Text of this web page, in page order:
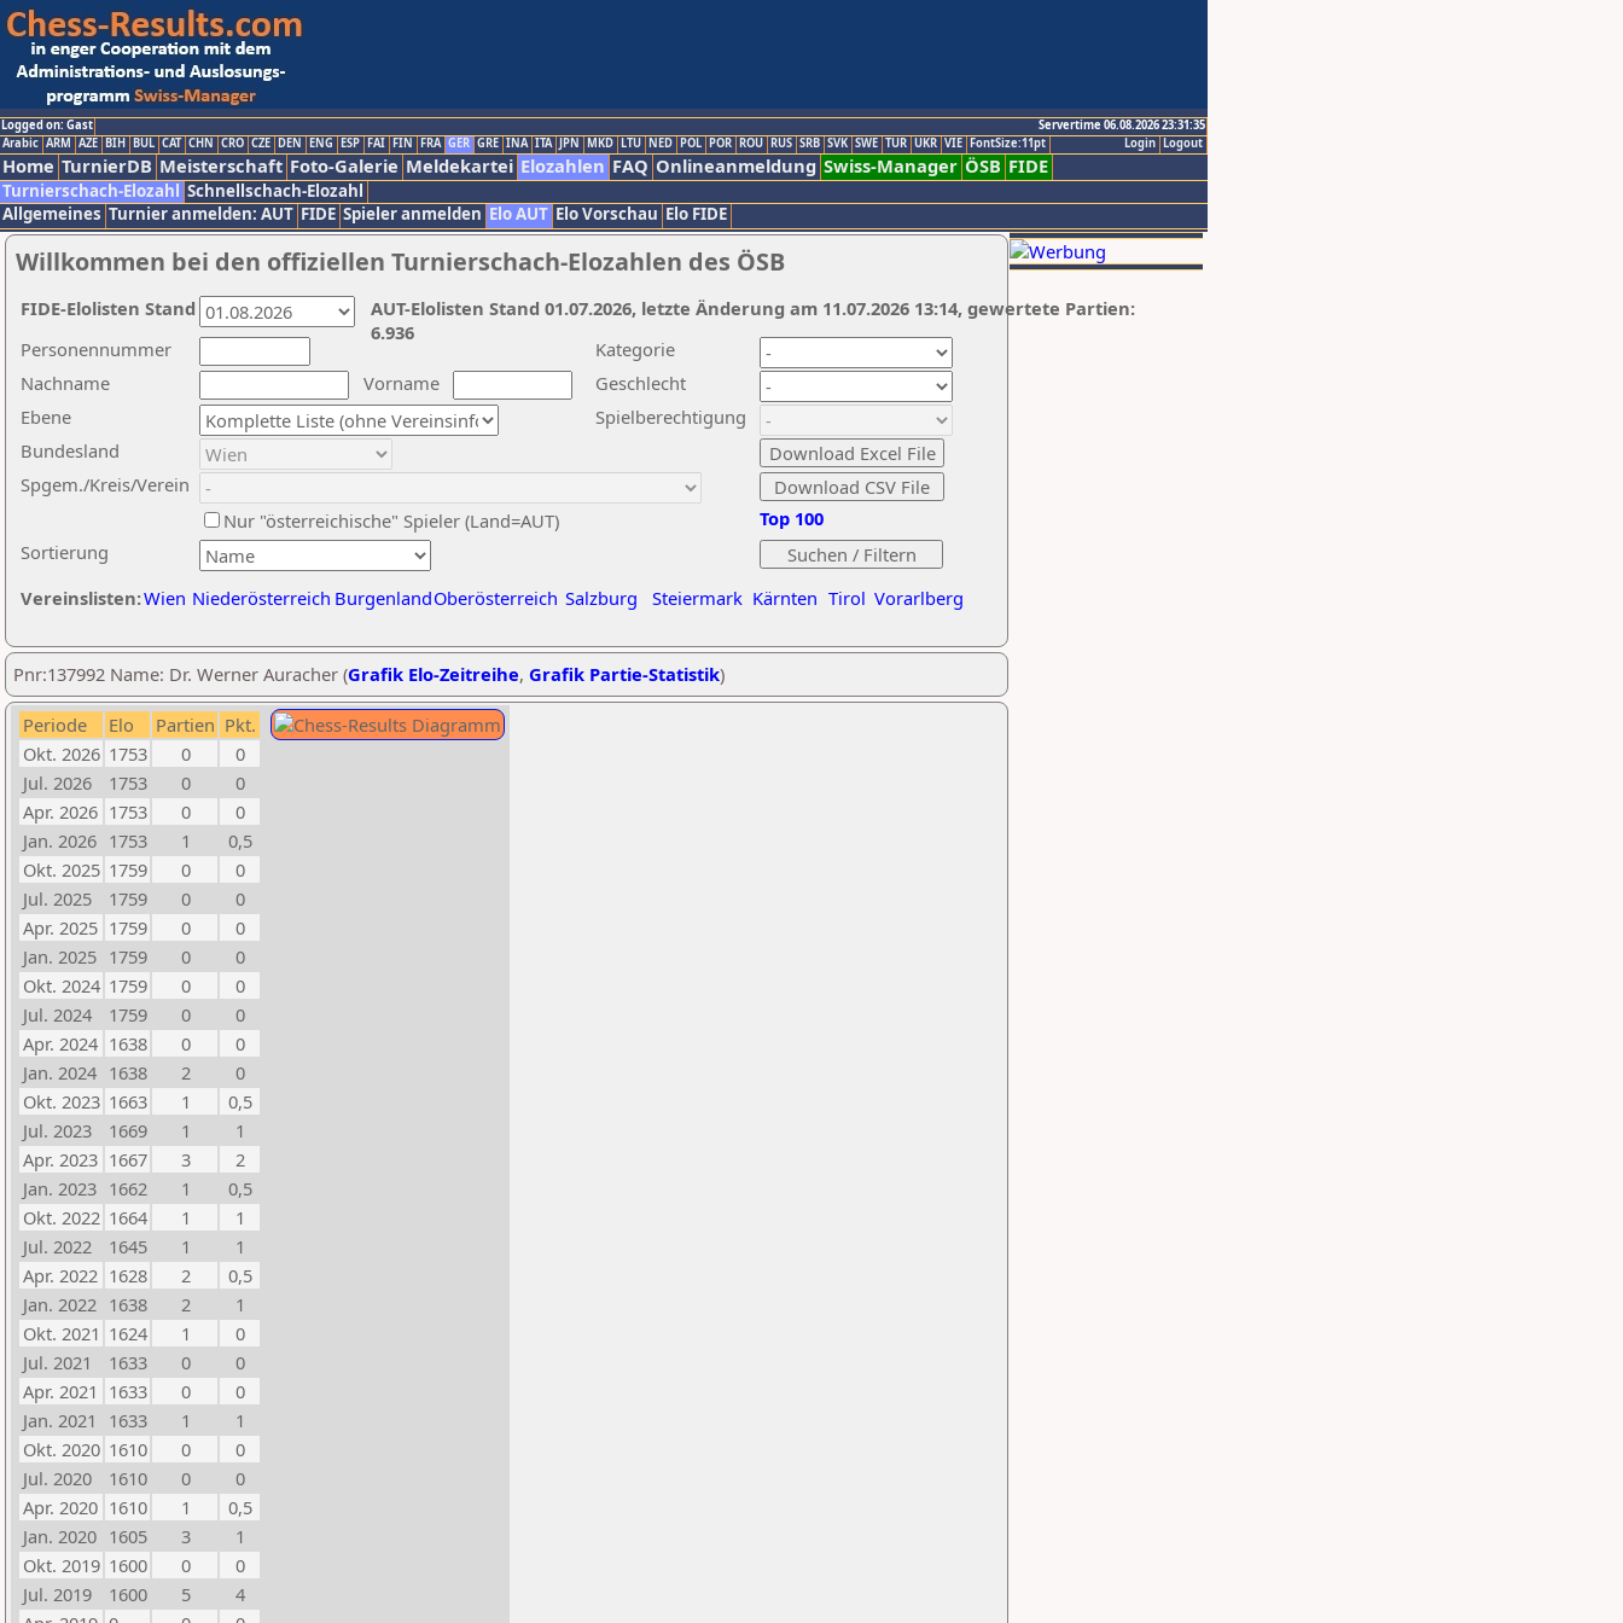
Logged on: Gast
Servertime 06.08.2026 23:31:35
Logout
Login
Arabic ARM AZE BIH BUL CAT CHN CRO CZE DEN ENG ESP FAI FIN FRA GER GRE INA ITA JPN MKD LTU NED POL POR ROU RUS SRB SVK SWE TUR UKR VIE FontSize:11pt
Home TurnierDB Meisterschaft Foto-Galerie Meldekartei Elozahlen FAQ Onlineanmeldung Swiss-Manager ÖSB FIDE
Turnierschach-Elozahl Schnellschach-Elozahl
Allgemeines Turnier anmelden: AUT FIDE Spieler anmelden Elo AUT Elo Vorschau Elo FIDE
Willkommen bei den offiziellen Turnierschach-Elozahlen des ÖSB
Nachname
Vorname
Ebene
Kategorie
Sortierung
Personennummer
Bundesland
Spgem./Kreis/Verein
Geschlecht
Nur "österreichische" Spieler (Land=AUT)
Spielberechtigung
Vereinslisten:Wien Niederösterreich BurgenlandOberösterreich Salzburg Steiermark Kärnten Tirol Vorarlberg
Top 100
AUT-Elolisten Stand 01.07.2026, letzte Änderung am 11.07.2026 13:14, gewertete Partien:
6.936
FIDE-Elolisten Stand
Pnr:137992 Name: Dr. Werner Auracher (Grafik Elo-Zeitreihe, Grafik Partie-Statistik)
Periode Elo Partien Pkt.
Okt. 2026 1753 0
0
Jul. 2026
1753 0
0
Apr. 2026 1753 0
0
Jan. 2026 1753 1
0,5
Okt. 2025 1759 0
0
Jul. 2025
1759 0
0
Apr. 2025 1759 0
0
Jan. 2025 1759 0
0
Okt. 2024 1759 0
0
Jul. 2024
1759 0
0
Apr. 2024 1638 0
0
Jan. 2024 1638 2
0
Okt. 2023 1663 1
0,5
Jul. 2023
1669 1
1
Apr. 2023 1667 3
2
Jan. 2023 1662 1
0,5
Okt. 2022 1664 1
1
Jul. 2022
1645 1
1
Apr. 2022 1628 2
0,5
Jan. 2022 1638 2
1
Okt. 2021 1624 1
0
Jul. 2021
1633 0
0
Apr. 2021 1633 0
0
Jan. 2021
1633 1
1
Okt. 2020 1610 0
0
Jul. 2020
1610 0
0
Apr. 2020 1610 1
0,5
Jan. 2020 1605 3
1
Okt. 2019 1600 0
0
Jul. 2019
1600 5
4